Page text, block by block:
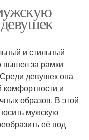
и стильный
вышел за рамки
девушек она
комфортности и
образов. В этой
мужскую
её под